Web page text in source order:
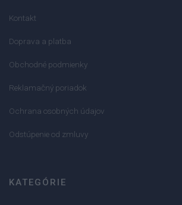
Kontakt
Doprava a platba
Obchodné podmienky
Reklamačný poriadok
Ochrana osobných údajov
Odstúpenie od zmluvy
KATEGÓRIE